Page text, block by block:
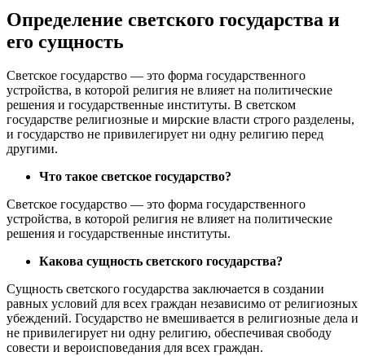
Определение светского государства и
его сущность
Светское государство — это форма государственного
устройства, в которой религия не влияет на политические
решения и государственные институты. В светском
государстве религиозные и мирские власти строго разделены,
и государство не привилегирует ни одну религию перед
другими.
Что такое светское государство?
Светское государство — это форма государственного
устройства, в которой религия не влияет на политические
решения и государственные институты.
Какова сущность светского государства?
Сущность светского государства заключается в создании
равных условий для всех граждан независимо от религиозных
убеждений. Государство не вмешивается в религиозные дела и
не привилегирует ни одну религию, обеспечивая свободу
совести и вероисповедания для всех граждан.